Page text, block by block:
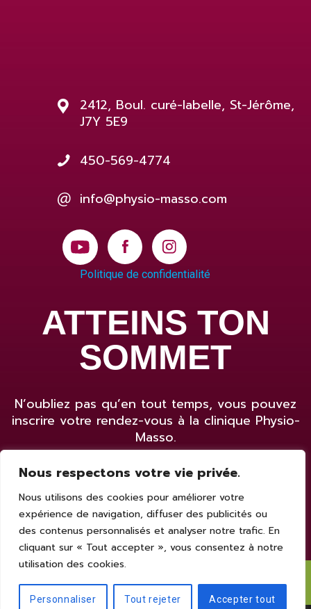
Nous respectons votre vie privée.
Nous utilisons des cookies pour améliorer votre
expérience de navigation, diffuser des publicités ou
des contenus personnalisés et analyser notre trafic. En
cliquant sur « Tout accepter », vous consentez à notre
utilisation des cookies.
Personnaliser Tout rejeter Accepter tout
2412, Boul. curé-labelle, St-Jérôme,
J7Y 5E9
450-569-4774
info@physio-masso.com
Politique de confidentialité
ATTEINS TON
SOMMET
N’oubliez pas qu’en tout temps, vous pouvez
inscrire votre rendez-vous à la clinique Physio-
Masso.
Prendre rendez-vous
© 2022 - Physio-Masso